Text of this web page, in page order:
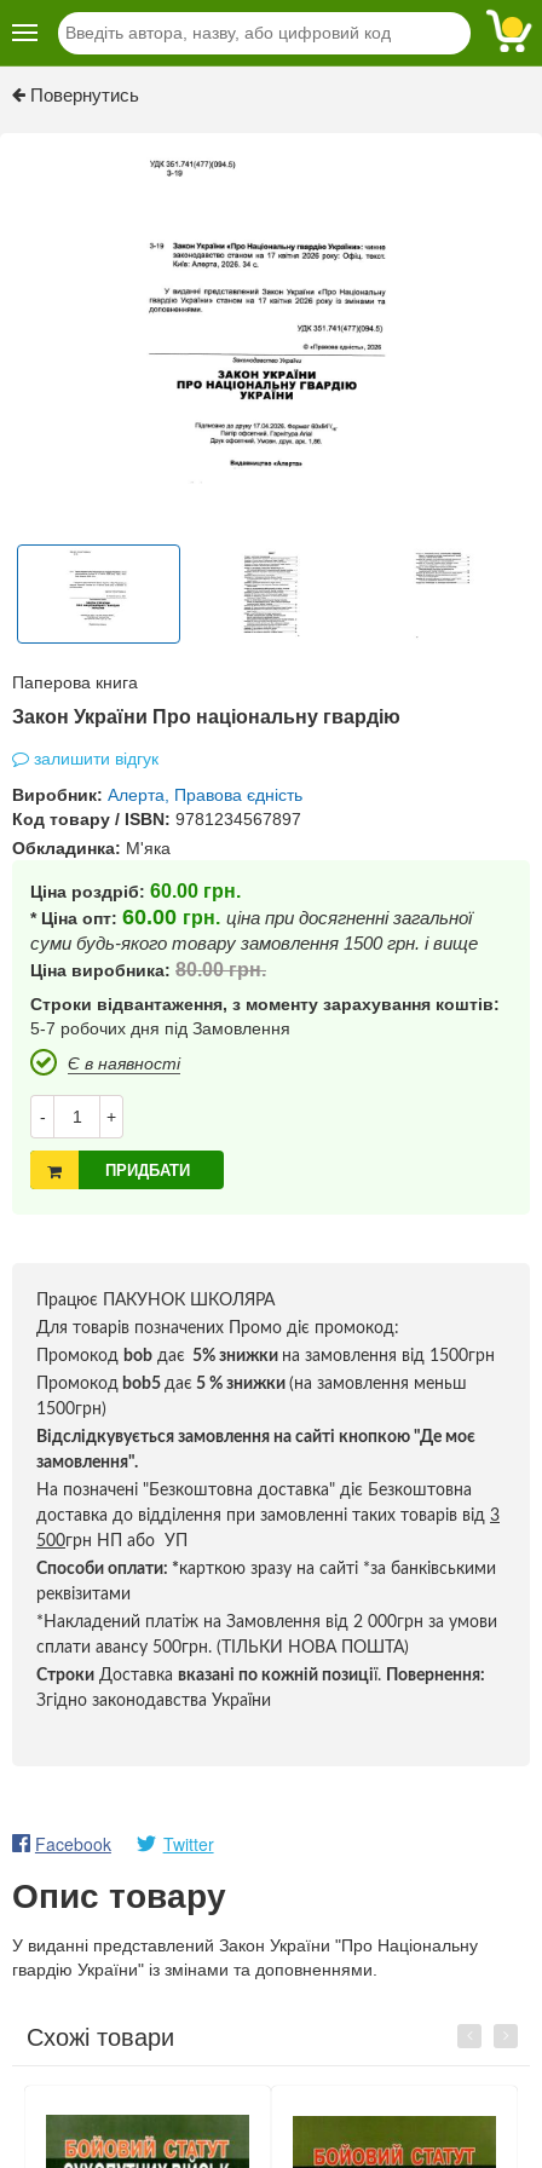
Повернутись
Паперова книга
Закон України Про національну гвардію
залишити відгук
Виробник: Алерта, Правова єдність
Код товару / ISBN: 9781234567897
Обкладинка: М'яка
Ціна роздріб: 60.00 грн.
* Ціна опт: 60.00 грн. ціна при досягненні загальної
суми будь-якого товару замовлення 1500 грн. і вище
Ціна виробника: 80.00грн.
Строки відвантаження, з моменту зарахування коштів:
5-7 робочих дня під Замовлення
Є в наявності
- +
ПРИДБАТИ
Працює ПАКУНОК ШКОЛЯРА
Для товарів позначених Промо діє промокод:
Промокод bob дає 5% знижки на замовлення від 1500грн
Промокод bob5 дає 5 % знижки (на замовлення меньш
1500грн)
Відслідкувується замовлення на сайті кнопкою "Де моє
замовлення".
На позначені "Безкоштовна доставка" діє Безкоштовна
доставка до відділення при замовленні таких товарів від 3
500грн НП або УП
Способи оплати: *карткою зразу на сайті *за банківськими
реквізитами
*Накладений платіж на Замовлення від 2 000грн за умови
сплати авансу 500грн. (ТІЛЬКИ НОВА ПОШТА)
Строки Доставка вказані по кожній позиції.
Повернення:
Згідно законодавства України
Facebook Twitter
Опис товару
У виданні представлений Закон України "Про Національну
гвардію України" із змінами та доповненнями.
Схожі товари Previous
Next